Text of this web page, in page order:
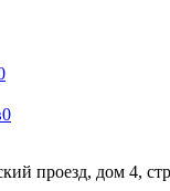
0
проезд, дом 4,